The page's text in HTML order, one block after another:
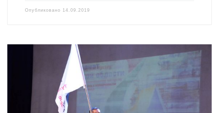
Опубликовано 14.09.2019